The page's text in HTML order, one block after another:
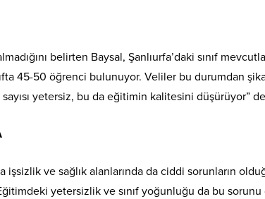
belirten Baysal, Şanlıurfa’daki sınıf
45-50 öğrenci bulunuyor. Veliler bu durumdan
yetersiz, bu da eğitimin kalitesini düşürüyor”
işsizlik ve sağlık alanlarında da ciddi sorunların
yetersizlik ve sınıf yoğunluğu da bu sorunu